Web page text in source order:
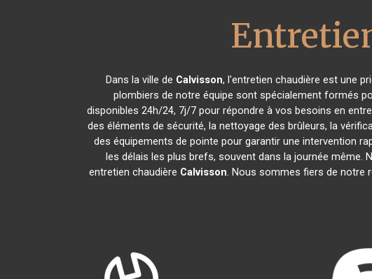
Dans la ville de Calvisson, l'entretien chaudière est une
plombiers de notre équipe sont spécialement formés
disponibles 24h/24, 7j/7 pour répondre à vos besoins en
des éléments de sécurité, la nettoyage des brûleurs, la
des équipements de pointe pour garantir une intervention
les délais les plus brefs, souvent dans la journée
entretien chaudière Calvisson. Nous sommes fiers de notre